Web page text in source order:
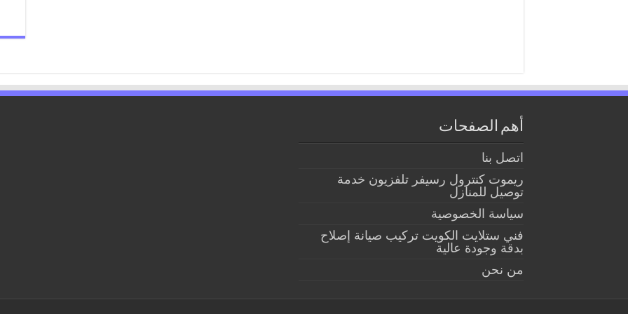
أهم الصفحات
اتصل بنا
ريموت كنترول رسيفر تلفزيون خدمة
توصيل للمنازل
سياسة الخصوصية
فني ستلايت الكويت تركيب صيانة إصلاح
بدقة وجودة عالية
من نحن